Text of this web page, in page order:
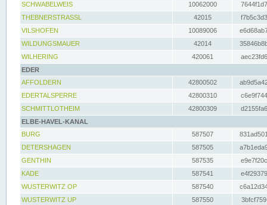
SCHWABELWEIS
10062000
THEBNERSTRASSL
42015
VILSHOFEN
10089006
WILDUNGSMAUER
42014
WILHERING
420061
EDER
AFFOLDERN
42800502
EDERTALSPERRE
42800310
SCHMITTLOTHEIM
42800309
ELBE-HAVEL-KANAL
BURG
587507
DETERSHAGEN
587505
GENTHIN
587535
KADE
587541
WUSTERWITZ OP
587540
WUSTERWITZ UP
587550